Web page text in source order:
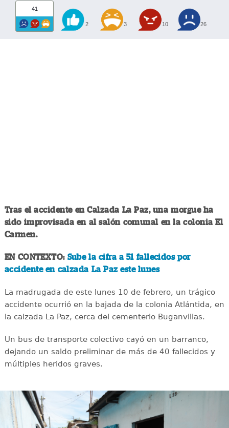
41
2 3 10 26
Tras el accidente en Calzada La Paz, una morgue ha
sido improvisada en al salón comunal en la colonia El
Carmen.
EN CONTEXTO:Sube la cifra a 51 fallecidos por
accidente en calzada La Paz este lunes
La madrugada de este lunes 10 de febrero, un trágico
accidente ocurrió en la bajada de la colonia Atlántida, en
la calzada La Paz, cerca del cementerio Buganvilias.
Un bus de transporte colectivo cayó en un barranco,
dejando un saldo preliminar de más de 40 fallecidos y
múltiples heridos graves.